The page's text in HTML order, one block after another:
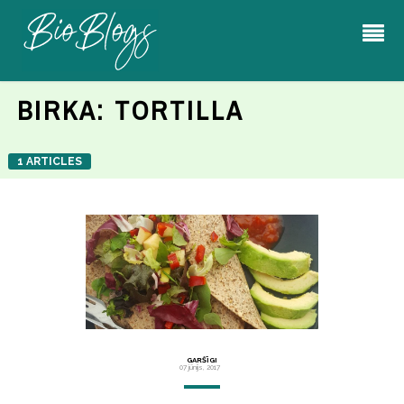
BIRKA: TORTILLA
1 ARTICLES
GARŠĪGI
07 jūnijs, 2017